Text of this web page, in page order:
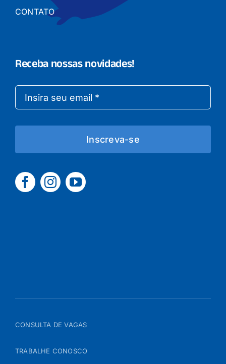
CONTATO
Receba nossas novidades!
Inscreva-se
CONSULTA DE VAGAS
TRABALHE CONOSCO